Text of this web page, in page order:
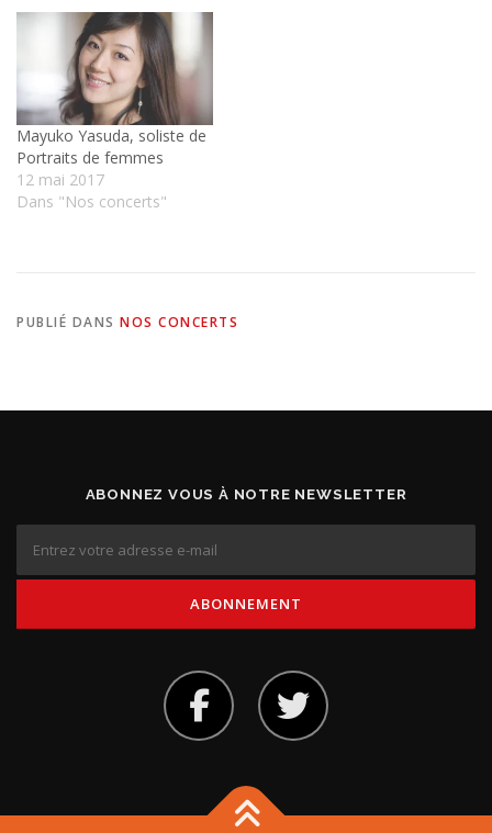
Mayuko Yasuda, soliste de
Portraits de femmes
12 mai 2017
Dans "Nos concerts"
PUBLIÉ DANS NOS CONCERTS
ABONNEZ VOUS À NOTRE NEWSLETTER